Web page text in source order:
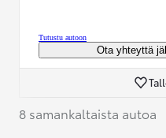
Tutustu autoon
Ota yhteyttä
8 samankaltaista autoa